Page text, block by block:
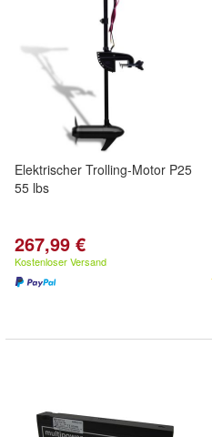
Elektrischer Trolling-Motor P25
55 lbs
267,99 €
Kostenloser Versand